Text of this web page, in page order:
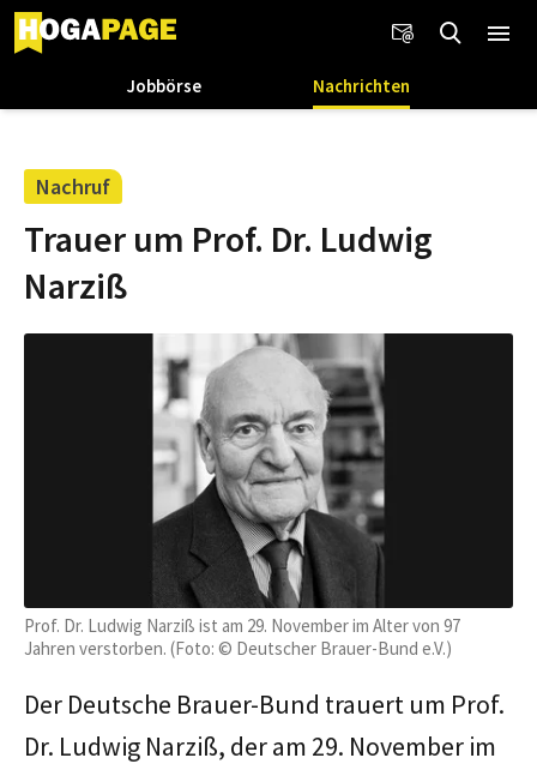
Jobbörse Nachrichten
Nachruf
Trauer um Prof. Dr. Ludwig
Narziß
Prof. Dr. Ludwig Narziß ist am 29. November im Alter von 97
Jahren verstorben. (Foto: © Deutscher Brauer-Bund e.V.)
Der Deutsche Brauer-Bund trauert um Prof.
Dr. Ludwig Narziß, der am 29. November im